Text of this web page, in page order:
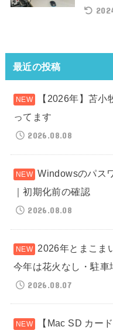
最近の投稿
【2026年】苫
ってます
2026.08.08
Windowsのパス
｜初期化前の確認
2026.08.08
2026年とまこま
今年は花火なし・駐車
2026.08.07
【Mac SD カー